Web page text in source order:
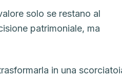
solo se restano al
patrimoniale, ma
in una